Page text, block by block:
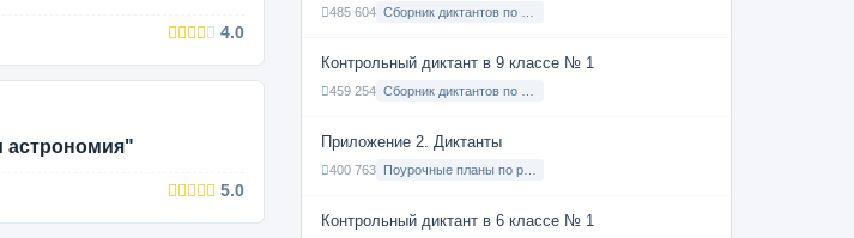
4.0
астрономия"
5.0
485 604
Контрольный диктант в 9 классе № 1
459 254
Приложение 2. Диктанты
400 763
Контрольный диктант в 6 классе № 1